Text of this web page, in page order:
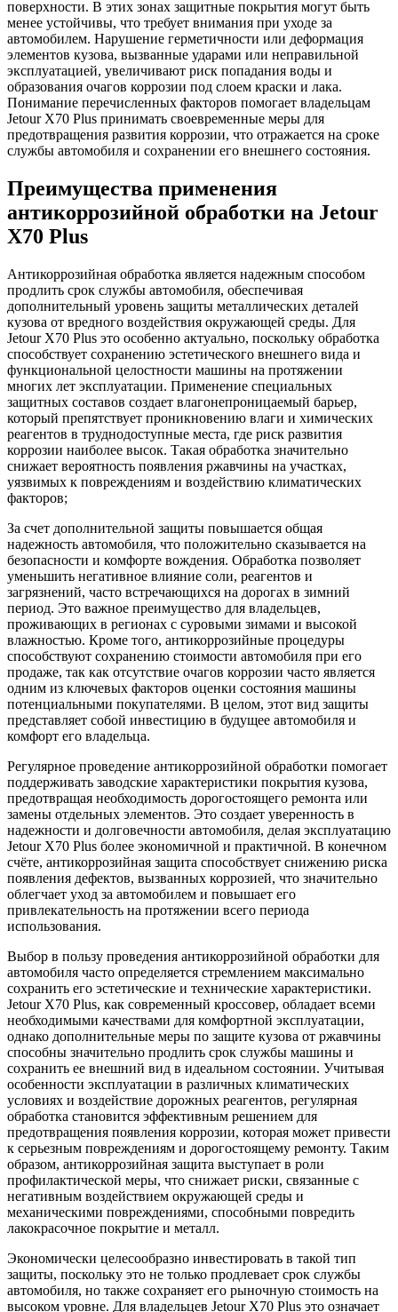
поверхности. В этих зонах защитные покрытия могут быть
менее устойчивы, что требует внимания при уходе за
автомобилем. Нарушение герметичности или деформация
элементов кузова, вызванные ударами или неправильной
эксплуатацией, увеличивают риск попадания воды и
образования очагов коррозии под слоем краски и лака.
Понимание перечисленных факторов помогает владельцам
Jetour X70 Plus принимать своевременные меры для
предотвращения развития коррозии, что отражается на сроке
службы автомобиля и сохранении его внешнего состояния.
Преимущества применения
антикоррозийной обработки на Jetour
X70 Plus
Антикоррозийная обработка является надежным способом
продлить срок службы автомобиля, обеспечивая
дополнительный уровень защиты металлических деталей
кузова от вредного воздействия окружающей среды. Для
Jetour X70 Plus это особенно актуально, поскольку обработка
способствует сохранению эстетического внешнего вида и
функциональной целостности машины на протяжении
многих лет эксплуатации. Применение специальных
защитных составов создает влагонепроницаемый барьер,
который препятствует проникновению влаги и химических
реагентов в труднодоступные места, где риск развития
коррозии наиболее высок. Такая обработка значительно
снижает вероятность появления ржавчины на участках,
уязвимых к повреждениям и воздействию климатических
факторов;
За счет дополнительной защиты повышается общая
надежность автомобиля, что положительно сказывается на
безопасности и комфорте вождения. Обработка позволяет
уменьшить негативное влияние соли, реагентов и
загрязнений, часто встречающихся на дорогах в зимний
период. Это важное преимущество для владельцев,
проживающих в регионах с суровыми зимами и высокой
влажностью. Кроме того, антикоррозийные процедуры
способствуют сохранению стоимости автомобиля при его
продаже, так как отсутствие очагов коррозии часто является
одним из ключевых факторов оценки состояния машины
потенциальными покупателями. В целом, этот вид защиты
представляет собой инвестицию в будущее автомобиля и
комфорт его владельца.
Регулярное проведение антикоррозийной обработки помогает
поддерживать заводские характеристики покрытия кузова,
предотвращая необходимость дорогостоящего ремонта или
замены отдельных элементов. Это создает уверенность в
надежности и долговечности автомобиля, делая эксплуатацию
Jetour X70 Plus более экономичной и практичной. В конечном
счёте, антикоррозийная защита способствует снижению риска
появления дефектов, вызванных коррозией, что значительно
облегчает уход за автомобилем и повышает его
привлекательность на протяжении всего периода
использования.
Выбор в пользу проведения антикоррозийной обработки для
автомобиля часто определяется стремлением максимально
сохранить его эстетические и технические характеристики.
Jetour X70 Plus, как современный кроссовер, обладает всеми
необходимыми качествами для комфортной эксплуатации,
однако дополнительные меры по защите кузова от ржавчины
способны значительно продлить срок службы машины и
сохранить ее внешний вид в идеальном состоянии. Учитывая
особенности эксплуатации в различных климатических
условиях и воздействие дорожных реагентов, регулярная
обработка становится эффективным решением для
предотвращения появления коррозии, которая может привести
к серьезным повреждениям и дорогостоящему ремонту. Таким
образом, антикоррозийная защита выступает в роли
профилактической меры, что снижает риски, связанные с
негативным воздействием окружающей среды и
механическими повреждениями, способными повредить
лакокрасочное покрытие и металл.
Экономически целесообразно инвестировать в такой тип
защиты, поскольку это не только продлевает срок службы
автомобиля, но также сохраняет его рыночную стоимость на
высоком уровне. Для владельцев Jetour X70 Plus это означает